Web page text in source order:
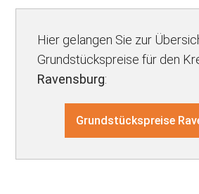
Hier gelangen Sie zur
Grundstückspreise für den
Ravensburg:
Grundstückspreise